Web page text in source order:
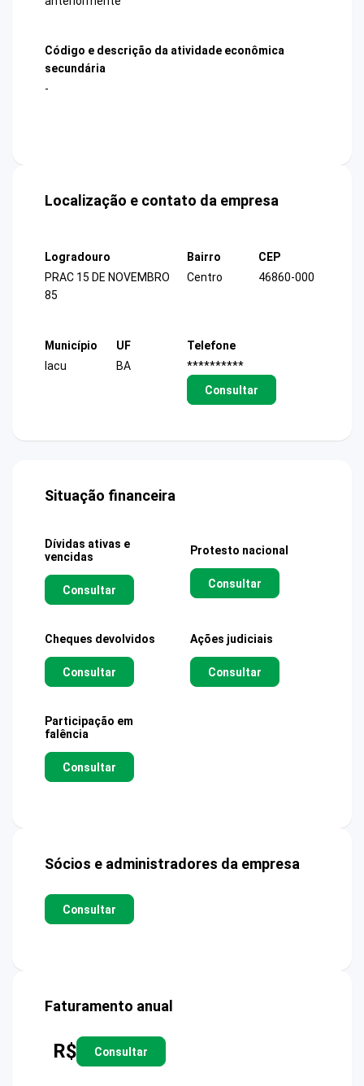
Código e descrição da atividade econômica
secundária
-
Localização e contato da empresa
Logradouro
PRAC 15 DE NOVEMBRO
85
Bairro
Centro
CEP
46860-000
Município
Iacu
UF
BA
Telefone
**********
Consultar
Situação financeira
Dívidas ativas e
vencidas
Consultar
Protesto nacional
Consultar
Cheques devolvidos
Consultar
Ações judiciais
Consultar
Participação em
falência
Consultar
Sócios e administradores da empresa
Consultar
Faturamento anual
R$ Consultar